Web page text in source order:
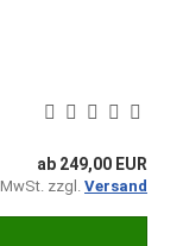
ab 249,00 EUR
zzgl. Versand